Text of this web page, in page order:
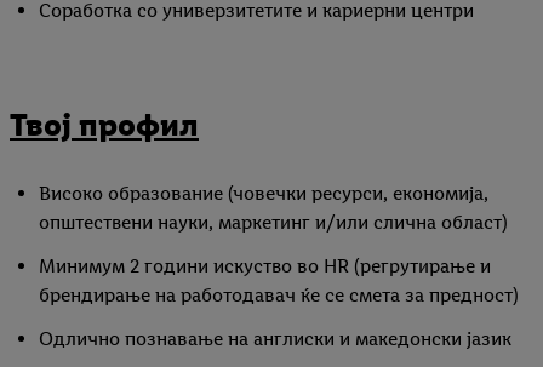
Соработка со универзитетите и кариерни центри
Твој профил
Високо образование (човечки ресурси, економија,
општествени науки, маркетинг и/или слична област)
Минимум 2 години искуство во HR (регрутирање и
брендирање на работодавач ќе се смета за предност)
Одлично познавање на англиски и македонски јазик